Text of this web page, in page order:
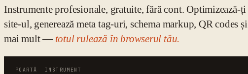
Instrumente profesionale, gratuite, fără cont. Optimizează-ți
site-ul, generează meta tag-uri, schema markup, QR codes și
mai mult — totul rulează în browserul tău.
POARTĂ INSTRUMENT